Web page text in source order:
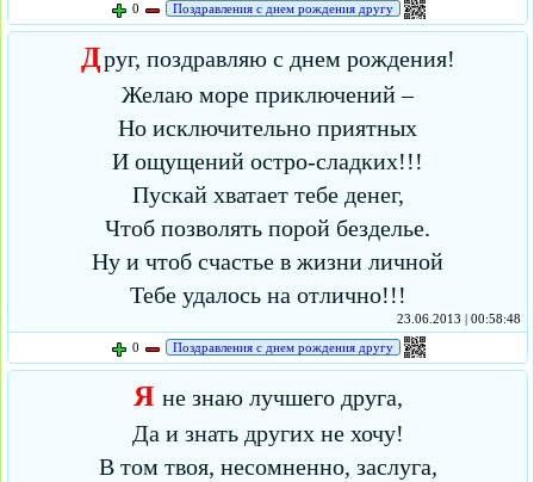
0
Поздравления с днем рождения другу
Друг, поздравляю с днем рождения!
Желаю море приключений –
Но исключительно приятных
И ощущений остро-сладких!!!
Пускай хватает тебе денег,
Чтоб позволять порой безделье.
Ну и чтоб счастье в жизни личной
Тебе удалось на отлично!!!
23.06.2013 | 00:58:48
0
Поздравления с днем рождения другу
Я не знаю лучшего друга,
Да и знать других не хочу!
В том твоя, несомненно, заслуга,